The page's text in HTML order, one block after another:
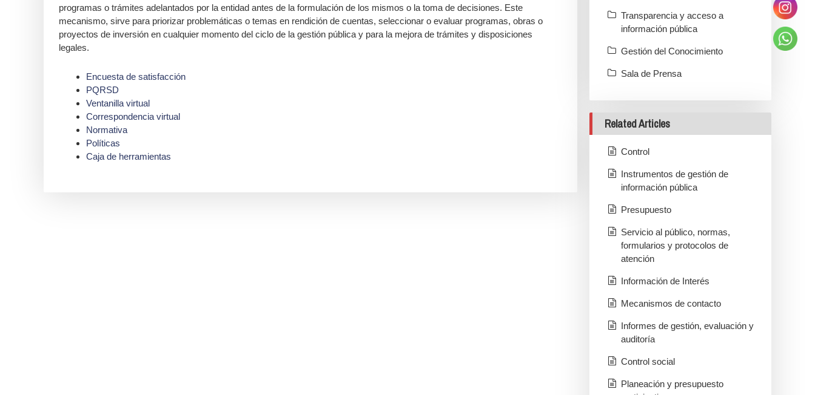
programas o trámites adelantados por la entidad antes de la formulación de los mismos o la toma de decisiones. Este
mecanismo, sirve para priorizar problemáticas o temas en rendición de cuentas, seleccionar o evaluar programas, obras o
proyectos de inversión en cualquier momento del ciclo de la gestión pública y para la mejora de trámites y disposiciones
legales.
Encuesta de satisfacción
PQRSD
Ventanilla virtual
Correspondencia virtual
Normativa
Políticas
Caja de herramientas
Transparencia y acceso a
información pública
Gestión del Conocimiento
Sala de Prensa
Related Articles
Control
Instrumentos de gestión de
información pública
Presupuesto
Servicio al público, normas,
formularios y protocolos de
atención
Información de Interés
Mecanismos de contacto
Informes de gestión, evaluación y
auditoría
Control social
Planeación y presupuesto